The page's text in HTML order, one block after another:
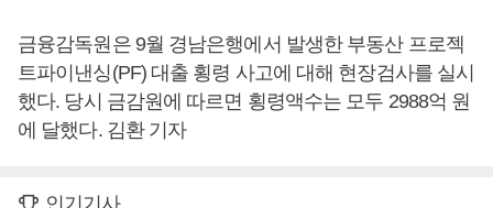
금융감독원은 9월 경남은행에서 발생한 부동산 프로젝
트파이낸싱(PF) 대출 횡령 사고에 대해 현장검사를 실시
했다. 당시 금감원에 따르면 횡령액수는 모두 2988억 원
에 달했다. 김환 기자
인기기사